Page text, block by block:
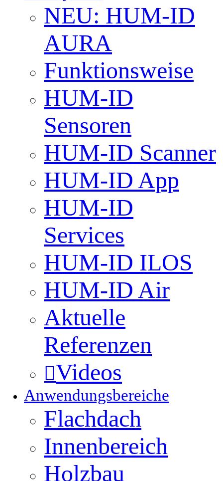
NEU: HUM-ID
AURA
Funktionsweise
HUM-ID
Sensoren
HUM-ID Scanner
HUM-ID App
HUM-ID
Services
HUM-ID ILOS
HUM-ID Air
Aktuelle
Referenzen
Videos
Anwendungsbereiche
Flachdach
Innenbereich
Holzbau